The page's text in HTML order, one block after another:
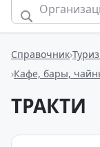
Справочник
Кафе, бары,
ТРАКТИ